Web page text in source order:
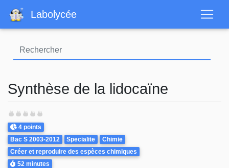
contenu
Labolycée
Synthèse de la lidocaïne
Points
4 points
Theme
Bac S 2003-2012 Specialite
Chimie
Créer et reproduire des espèces chimiques
Durée
52 minutes